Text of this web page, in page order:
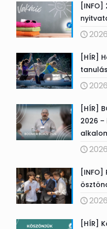
[HÍR]
[HÍR]
2026
[HÍR]